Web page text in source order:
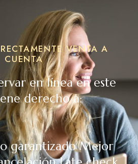
VENTA A
CUENTA
en línea en este
derecho a:
garantizado Mejor